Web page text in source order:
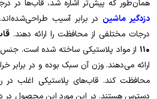
همان‌طور که پیش‌تر اشاره شد، قاب‌ها در
دزدگیر ماشین در برابر آسیب
درجات مختلفی از محافظت را ارائه دهند.
110 از مواد پلاستیکی ساخته شده است.
ارائه می‌دهند. وزن آن سبک بوده و در برابر
محافظت کند. قاب‌های پلاستیکی اغلب
دسترس هستند. در این مورد این محصول در